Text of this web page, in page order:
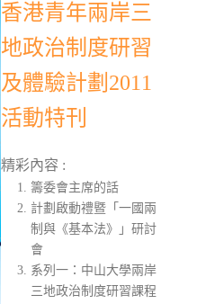
香港青年兩岸三
地政治制度研習
及體驗計劃2011
活動特刊
精彩內容 :
籌委會主席的話
計劃啟動禮暨「一國兩
制與《基本法》」研討
會
系列一：中山大學兩岸
三地政治制度研習課程